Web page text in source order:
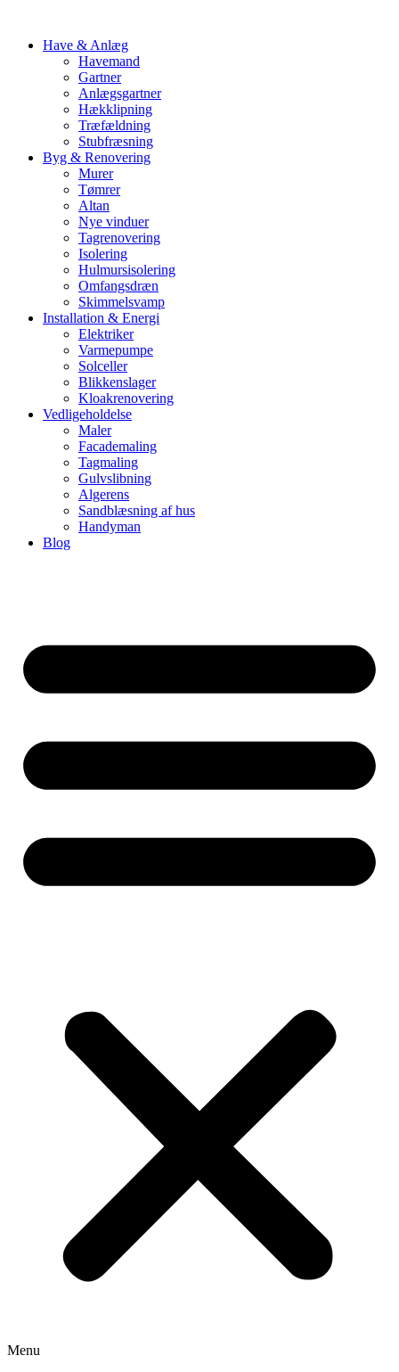
Have & Anlæg
Havemand
Gartner
Anlægsgartner
Hækklipning
Træfældning
Stubfræsning
Byg & Renovering
Murer
Tømrer
Altan
Nye vinduer
Tagrenovering
Isolering
Hulmursisolering
Omfangsdræn
Skimmelsvamp
Installation & Energi
Elektriker
Varmepumpe
Solceller
Blikkenslager
Kloakrenovering
Vedligeholdelse
Maler
Facademaling
Tagmaling
Gulvslibning
Algerens
Sandblæsning af hus
Handyman
Blog
Menu